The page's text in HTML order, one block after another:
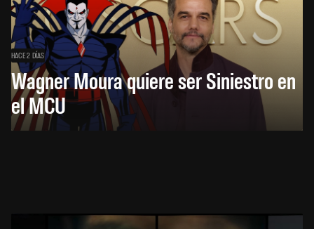
HACE 2 DÍAS
Wagner Moura quiere ser Siniestro en
el MCU